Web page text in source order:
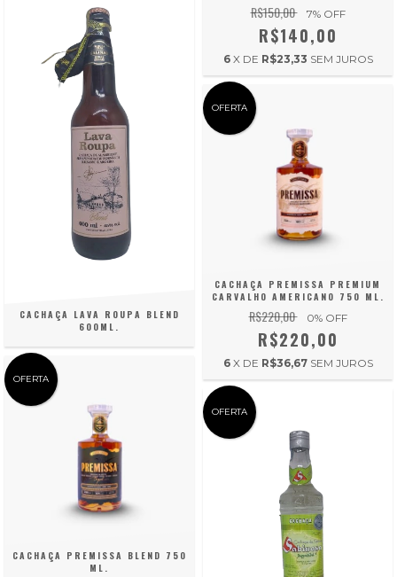
CACHAÇA LAVA ROUPA BLEND
600ML.
R$150,00 7% OFF
R$140,00
6 X DE R$23,33 SEM JUROS
OFERTA
CACHAÇA PREMISSA BLEND 750
ML.
OFERTA
CACHAÇA PREMISSA PREMIUM
CARVALHO AMERICANO 750 ML.
R$220,00 0% OFF
R$220,00
6 X DE R$36,67 SEM JUROS
OFERTA